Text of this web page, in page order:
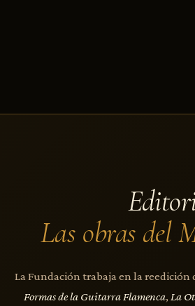
Las obras del
La Fundación trabaja en la
Formas de la Guitarra Flamenca, La